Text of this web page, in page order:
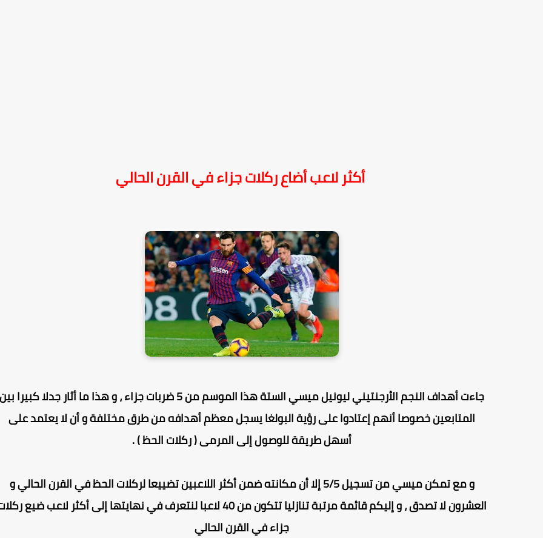
أكثر لاعب أضاع ركلات جزاء في القرن الحالي
جاءت أهداف النجم الأرجنتيني ليونيل ميسي الستة هذا الموسم من 5 ضربات جزاء ، و هذا ما أثار جدلا كبيرا بين
المتابعين خصوصا أنهم إعتادوا على رؤية البولغا يسجل معظم أهدافه من طرق مختلفة و أن لا يعتمد على
أسهل طريقة للوصول إلى المرمى ( ركلات الحظ ) .
و مع تمكن ميسي من تسجيل 5/5 إلا أن مكانته ضمن أكثر اللاعبين تضييعا لركلات الحظ في القرن الحالي و
العشرون لا تصدق ، و إليكم قائمة مرتبة تنازليا تتكون من 40 لاعبا لنتعرف في نهايتها إلى أكثر لاعب ضيع
جزاء في القرن الحالي